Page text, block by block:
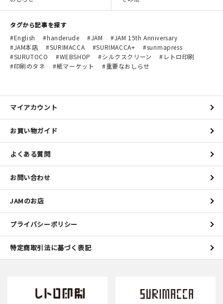
タグから記事を探す
English
handerude JAM
JAM 15th Anniversary
JAM本店
SURIMACCA SURIMACCA+
surimapress
SURUTOCO
WEBSHOP シルクスクリーン
レトロ印刷
印刷のタネ
紙マーケット 重要なおしらせ
マイアカウント
お買い物ガイド
よくある質問
お問い合わせ
JAMのお店
プライバシーポリシー
特定商取引法に基づく表記